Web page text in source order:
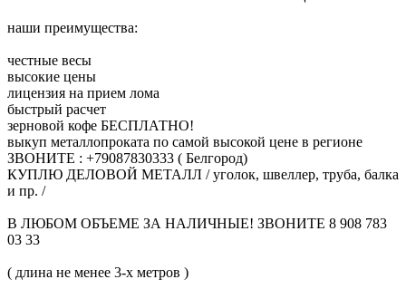
наши преимущества:
честные весы
высокие цены
лицензия на прием лома
быстрый расчет
зерновой кофе БЕСПЛАТНО!
выкуп металлопроката по самой высокой цене в регионе
ЗВОНИТЕ : +79087830333 ( Белгород)
КУПЛЮ ДЕЛОВОЙ МЕТАЛЛ / уголок, швеллер, труба, балка
и пр. /
В ЛЮБОМ ОБЪЕМЕ ЗА НАЛИЧНЫЕ! ЗВОНИТЕ 8 908 783
03 33
( длина не менее 3-х метров )